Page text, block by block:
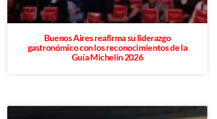
Buenos Aires reafirma su liderazgo
gastronómico con los reconocimientos de la
Guía Michelin 2026